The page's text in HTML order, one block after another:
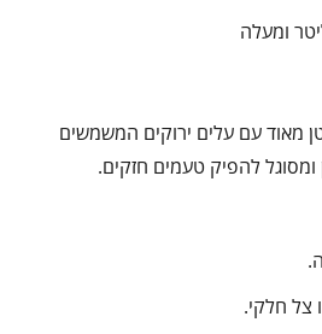
מאוד עם עלים ירוקים המשמשים
להפיק טעמים חזקים.
חלקי.